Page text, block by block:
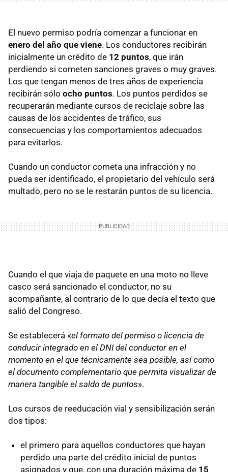
El nuevo permiso podría comenzar a funcionar en
enero del año que viene. Los conductores recibirán
inicialmente un crédito de 12 puntos, que irán
perdiendo si cometen sanciones graves o muy graves.
Los que tengan menos de tres años de experiencia
recibirán sólo ocho puntos. Los puntos perdidos se
recuperarán mediante cursos de reciclaje sobre las
causas de los accidentes de tráfico, sus
consecuencias y los comportamientos adecuados
para evitarlos.
Cuando un conductor cometa una infracción y no
pueda ser identificado, el propietario del vehículo será
multado, pero no se le restarán puntos de su licencia.
Cuando el que viaja de paquete en una moto no lleve
casco será sancionado el conductor, no su
acompañante, al contrario de lo que decía el texto que
salió del Congreso.
Se establecerá «el formato del permiso o licencia de
conducir integrado en el DNI del conductor en el
momento en el que técnicamente sea posible, así como
el documento complementario que permita visualizar de
manera tangible el saldo de puntos».
Los cursos de reeducación vial y sensibilización serán
dos tipos:
el primero para aquellos conductores que hayan
perdido una parte del crédito inicial de puntos
asignados y que, con una duración máxima de 15